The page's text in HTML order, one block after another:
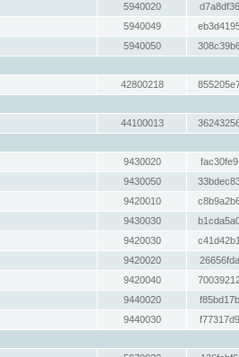
5940020
5940049
5940050
42800218
44100013
9430020
9430050
9420010
9430030
9420030
9420020
9420040
9440020
9440030